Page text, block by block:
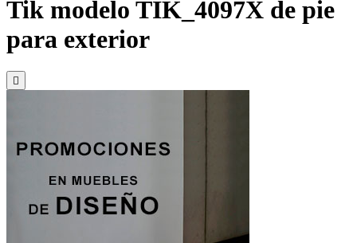
Tik modelo TIK_4097X de pie
para exterior
